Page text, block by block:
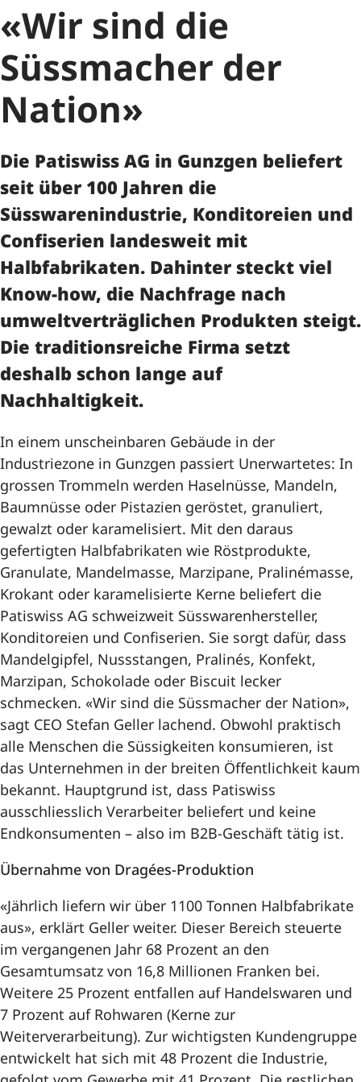
«Wir sind die
Süssmacher der
Nation»
Die Patiswiss AG in Gunzgen beliefert
seit über 100 Jahren die
Süsswarenindustrie, Konditoreien und
Confiserien landesweit mit
Halbfabrikaten. Dahinter steckt viel
Know-how, die Nachfrage nach
umweltverträglichen Produkten steigt.
Die traditionsreiche Firma setzt
deshalb schon lange auf
Nachhaltigkeit.
In einem unscheinbaren Gebäude in der
Industriezone in Gunzgen passiert Unerwartetes: In
grossen Trommeln werden Haselnüsse, Mandeln,
Baumnüsse oder Pistazien geröstet, granuliert,
gewalzt oder karamelisiert. Mit den daraus
gefertigten Halbfabrikaten wie Röstprodukte,
Granulate, Mandelmasse, Marzipane, Pralinémasse,
Krokant oder karamelisierte Kerne beliefert die
Patiswiss AG schweizweit Süsswarenhersteller,
Konditoreien und Confiserien. Sie sorgt dafür, dass
Mandelgipfel, Nussstangen, Pralinés, Konfekt,
Marzipan, Schokolade oder Biscuit lecker
schmecken. «Wir sind die Süssmacher der Nation»,
sagt CEO Stefan Geller lachend. Obwohl praktisch
alle Menschen die Süssigkeiten konsumieren, ist
das Unternehmen in der breiten Öffentlichkeit kaum
bekannt. Hauptgrund ist, dass Patiswiss
ausschliesslich Verarbeiter beliefert und keine
Endkonsumenten – also im B2B-Geschäft tätig ist.
Übernahme von Dragées-Produktion
«Jährlich liefern wir über 1100 Tonnen Halbfabrikate
aus», erklärt Geller weiter. Dieser Bereich steuerte
im vergangenen Jahr 68 Prozent an den
Gesamtumsatz von 16,8 Millionen Franken bei.
Weitere 25 Prozent entfallen auf Handelswaren und
7 Prozent auf Rohwaren (Kerne zur
Weiterverarbeitung). Zur wichtigsten Kundengruppe
entwickelt hat sich mit 48 Prozent die Industrie,